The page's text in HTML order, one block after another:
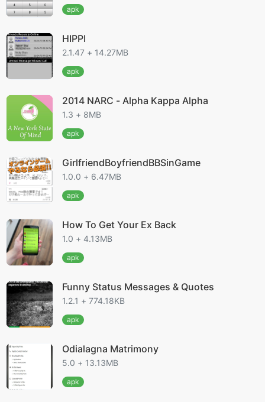
apk
HIPPI
2.1.47 + 14.27MB
apk
2014 NARC - Alpha Kappa Alpha
1.3 + 8MB
apk
GirlfriendBoyfriendBBSinGame
1.0.0 + 6.47MB
apk
How To Get Your Ex Back
1.0 + 4.13MB
apk
Funny Status Messages & Quotes
1.2.1 + 774.18KB
apk
Odialagna Matrimony
5.0 + 13.13MB
apk